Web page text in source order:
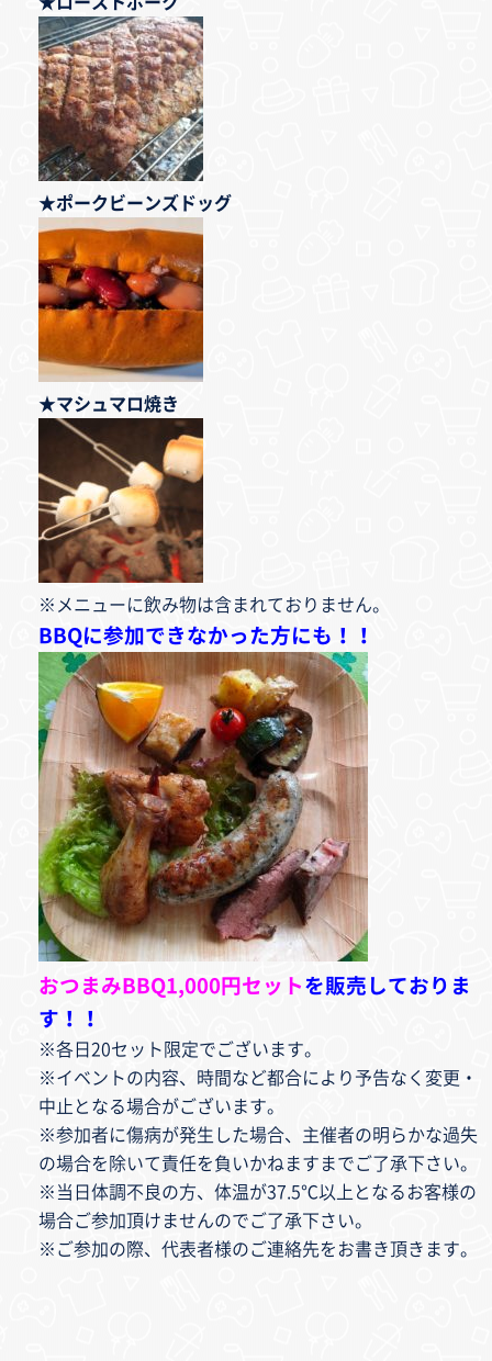
★ポークビーンズドッグ
★マシュマロ焼き
※メニューに飲み物は含まれておりません。
BBQに参加できなかった方にも！！
おつまみBBQ1,000円セット を販売しておりま
す！！
※各日20セット限定でございます。
※イベントの内容、時間など都合により予告なく変更・
中止となる場合がございます。
※参加者に傷病が発生した場合、主催者の明らかな過失
の場合を除いて責任を負いかねますまでご了承下さい。
※当日体調不良の方、体温が37.5℃以上となるお客様の
場合ご参加頂けませんのでご了承下さい。
※ご参加の際、代表者様のご連絡先をお書き頂きます。